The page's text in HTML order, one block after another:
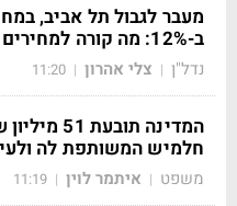
מעבר לגבול תל אביב,
ב-12%: מה קורה למחירים בתל גיבורים?
נדל"ן | צלי אהרון |
11:20
המדינה
חלמיש המשותפת לה
משפט | איתמר לוין |
11:19